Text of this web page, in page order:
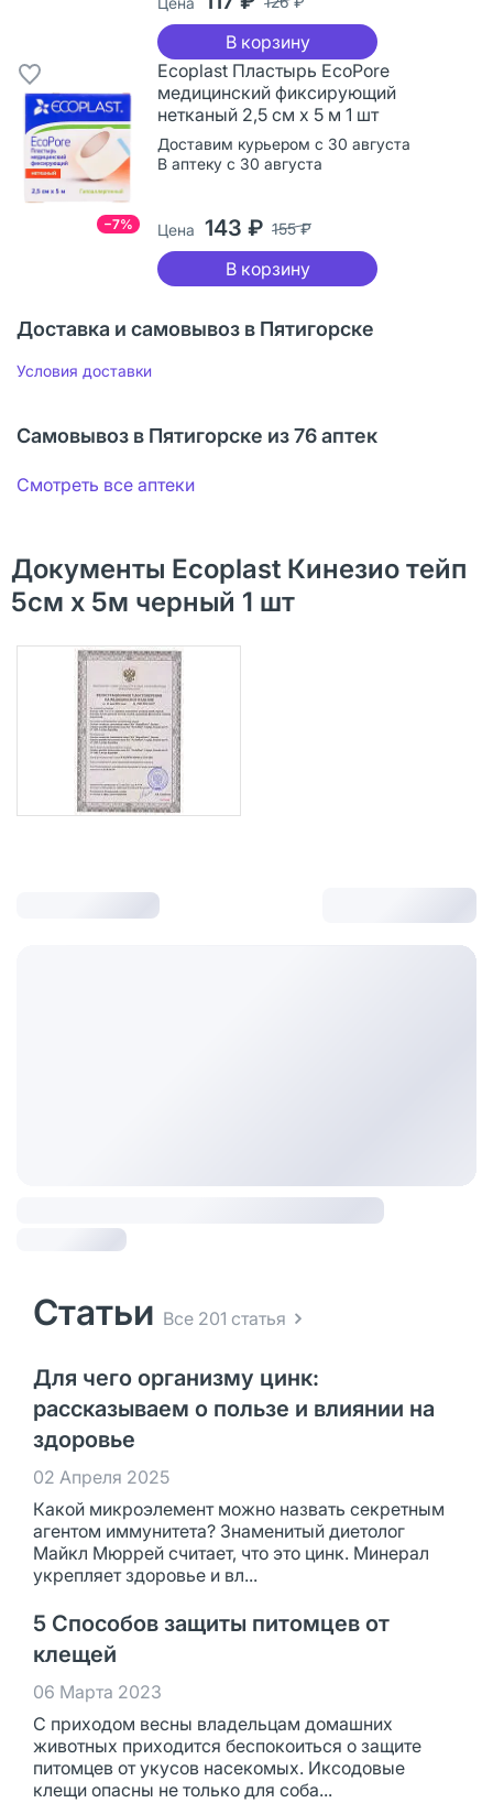
В корзину
−7%
Ecoplast Пластырь EcoPore
медицинский фиксирующий
нетканый 2,5 см х 5 м 1 шт
Доставим курьером с 30 августа
В аптеку с 30 августа
Цена 143 ₽ 155 ₽
В корзину
Доставка и самовывоз в Пятигорске
Условия доставки
Самовывоз в Пятигорске из 76 аптек
Смотреть все аптеки
Документы Ecoplast Кинезио тейп
5см х 5м черный 1 шт
Статьи Все 201 статья
Для чего организму цинк:
рассказываем о пользе и влиянии на
здоровье
02 Апреля 2025
Какой микроэлемент можно назвать секретным
агентом иммунитета? Знаменитый диетолог
Майкл Мюррей считает, что это цинк. Минерал
укрепляет здоровье и вл...
5 Способов защиты питомцев от
клещей
06 Марта 2023
С приходом весны владельцам домашних
животных приходится беспокоиться о защите
питомцев от укусов насекомых. Иксодовые
клещи опасны не только для соба...